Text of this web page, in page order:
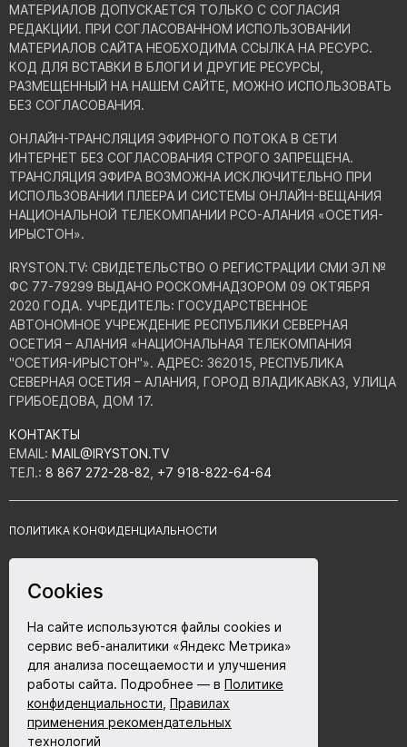
МАТЕРИАЛОВ ДОПУСКАЕТСЯ ТОЛЬКО С СОГЛАСИЯ
РЕДАКЦИИ. ПРИ СОГЛАСОВАННОМ ИСПОЛЬЗОВАНИИ
МАТЕРИАЛОВ САЙТА НЕОБХОДИМА ССЫЛКА НА РЕСУРС.
КОД ДЛЯ ВСТАВКИ В БЛОГИ И ДРУГИЕ РЕСУРСЫ,
РАЗМЕЩЕННЫЙ НА НАШЕМ САЙТЕ, МОЖНО ИСПОЛЬЗОВАТЬ
БЕЗ СОГЛАСОВАНИЯ.
ОНЛАЙН-ТРАНСЛЯЦИЯ ЭФИРНОГО ПОТОКА В СЕТИ
ИНТЕРНЕТ БЕЗ СОГЛАСОВАНИЯ СТРОГО ЗАПРЕЩЕНА.
ТРАНСЛЯЦИЯ ЭФИРА ВОЗМОЖНА ИСКЛЮЧИТЕЛЬНО ПРИ
ИСПОЛЬЗОВАНИИ ПЛЕЕРА И СИСТЕМЫ ОНЛАЙН-ВЕЩАНИЯ
НАЦИОНАЛЬНОЙ ТЕЛЕКОМПАНИИ РСО-АЛАНИЯ «ОСЕТИЯ-
ИРЫСТОН».
IRYSTON.TV: CВИДЕТЕЛЬСТВО О РЕГИСТРАЦИИ СМИ ЭЛ №
ФС 77-79299 ВЫДАНО РОСКОМНАДЗОРОМ 09 ОКТЯБРЯ
2020 ГОДА. УЧРЕДИТЕЛЬ: ГОСУДАРСТВЕННОЕ
АВТОНОМНОЕ УЧРЕЖДЕНИЕ РЕСПУБЛИКИ СЕВЕРНАЯ
ОСЕТИЯ – АЛАНИЯ «НАЦИОНАЛЬНАЯ ТЕЛЕКОМПАНИЯ
"ОСЕТИЯ-ИРЫСТОН"». АДРЕС: 362015, РЕСПУБЛИКА
СЕВЕРНАЯ ОСЕТИЯ – АЛАНИЯ, ГОРОД ВЛАДИКАВКАЗ, УЛИЦА
ГРИБОЕДОВА, ДОМ 17.
КОНТАКТЫ
EMAIL: MAIL@IRYSTON.TV
ТЕЛ.: 8 867 272-28-82 +7 918-822-64-64
ПОЛИТИКА КОНФИДЕНЦИАЛЬНОСТИ
СОГЛАСИЕ НА ОБРАБОТКУ ПЕРСОНАЛЬНЫХ ДАННЫХ
ПРАВИЛА ИСПОЛЬЗОВАНИЯ ФАЙЛОВ COOKIE
ПОЛЬЗОВАТЕЛЬСКОЕ СОГЛАШЕНИЕ
Разработка сайта - ABETA.ru
Cookies
На сайте используются файлы cookies и
сервис веб-аналитики «Яндекс Метрика»
для анализа посещаемости и улучшения
работы сайта. Подробнее — в Политике
конфиденциальности Правилах
применения рекомендательных
технологий